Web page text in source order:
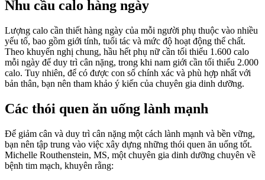
Nhu cầu calo hàng ngày
Lượng calo cần thiết hàng ngày của mỗi người phụ thuộc vào nhiều
yếu tố, bao gồm giới tính, tuổi tác và mức độ hoạt động thể chất.
Theo khuyến nghị chung, hầu hết phụ nữ cần tối thiểu 1.600 calo
mỗi ngày để duy trì cân nặng, trong khi nam giới cần tối thiểu 2.000
calo. Tuy nhiên, để có được con số chính xác và phù hợp nhất với
bản thân, bạn nên tham khảo ý kiến của chuyên gia dinh dưỡng.
Các thói quen ăn uống lành mạnh
Để giảm cân và duy trì cân nặng một cách lành mạnh và bền vững,
bạn nên tập trung vào việc xây dựng những thói quen ăn uống tốt.
Michelle Routhenstein, MS, một chuyên gia dinh dưỡng chuyên về
bệnh tim mạch, khuyên rằng: